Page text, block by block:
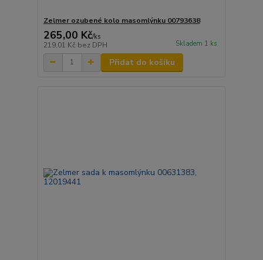
Zelmer ozubené kolo masomlýnku 00793638
265,00 Kč/ks
219,01 Kč bez DPH Skladem 1 ks
Přidat do košíku